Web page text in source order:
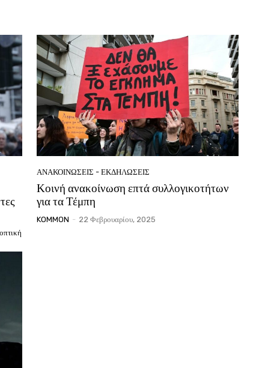
ΑΝΑΚΟΙΝΩΣΕΙΣ - ΕΚΔΗΛΩΣΕΙΣ
Κοινή ανακοίνωση επτά συλλογικοτήτων
για τα Τέμπη
KOMMON - 22 Φεβρουαρίου, 2025